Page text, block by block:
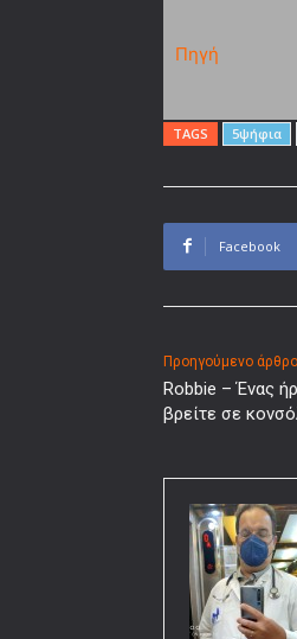
Πηγή
TAGS 5ψήφια
Facebook
Προηγούμενο άρθρο
Robbie – Ένας
βρείτε σε